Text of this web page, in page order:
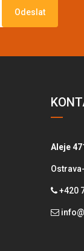
Odeslat
Aleje
+420